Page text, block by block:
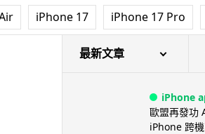
iPhone 17 iPhone 17 Pro
最新文章
iPhone
歐盟再發功
iPhone 跨